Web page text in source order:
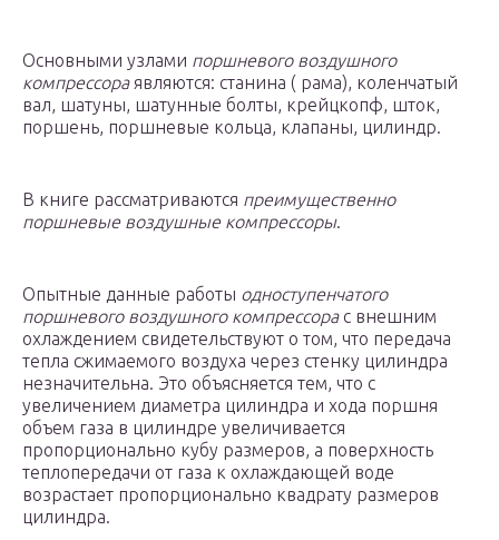
Основными узлами поршневого воздушного
компрессораявляются: станина ( рама), коленчатый
вал, шатуны, шатунные болты, крейцкопф, шток,
поршень, поршневые кольца, клапаны, цилиндр.
В книге рассматриваются преимущественно
поршневые воздушные компрессоры.
Опытные данные работы одноступенчатого
поршневого воздушного компрессорас внешним
охлаждением свидетельствуют о том, что передача
тепла сжимаемого воздуха через стенку цилиндра
незначительна. Это объясняется тем, что с
увеличением диаметра цилиндра и хода поршня
объем газа в цилиндре увеличивается
пропорционально кубу размеров, а поверхность
теплопередачи от газа к охлаждающей воде
возрастает пропорционально квадрату размеров
цилиндра.